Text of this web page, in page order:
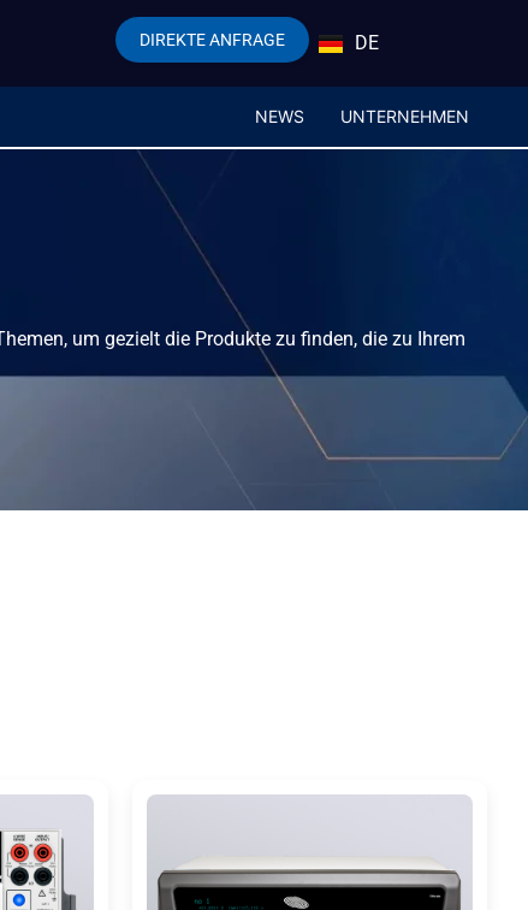
DIREKTE ANFRAGE DE
EN
NEWS UNTERNEHMEN
um gezielt die Produkte zu finden, die zu Ihrem